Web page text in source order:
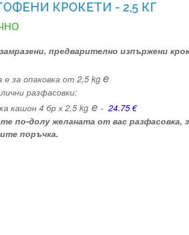
КРОКЕТИ - 2,5 КГ
предварително изпържени
за опаковка от 2,5 kg e
разфасовки:
кашон 4 бр х 2,5 kg e - 24.75 €
по-долу желаната от вас разфасовка,
поръчка.